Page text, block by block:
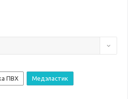
ПВХ Медэластик